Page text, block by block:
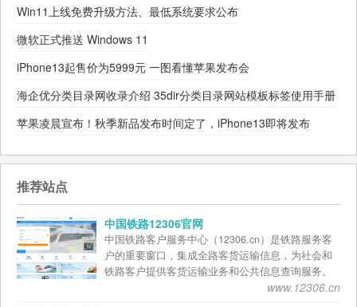
Win11上线免费升级方法、最低系统要求公布
微软正式推送 Windows 11
iPhone13起售价为5999元 一图看懂苹果发布会
海企优分类目录网收录介绍 35dir分类目录网站模板标签使用手册
苹果凌晨宣布！秋季新品发布时间定了，iPhone13即将发布
推荐站点
中国铁路12306官网
中国铁路客户服务中心（12306.cn）是铁路服务客
户的重要窗口，集成全路客货运输信息，为社会和
铁路客户提供客货运输业务和公共信息查询服务。
客户通过登录网站，可以查询旅客列车时刻表、票
www.12306.cn